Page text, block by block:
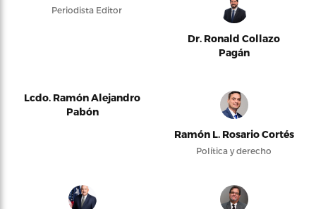
Periodista Editor
Dr. Ronald Collazo
Pagán
Lcdo. Ramón Alejandro
Pabón
Ramón L. Rosario Cortés
Política y derecho